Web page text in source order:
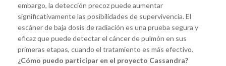
embargo, la detección precoz puede aumentar
significativamente las posibilidades de supervivencia. El
escáner de baja dosis de radiación es una prueba segura y
eficaz que puede detectar el cáncer de pulmón en sus
primeras etapas, cuando el tratamiento es más efectivo.
¿Cómo puedo participar en el proyecto Cassandra?